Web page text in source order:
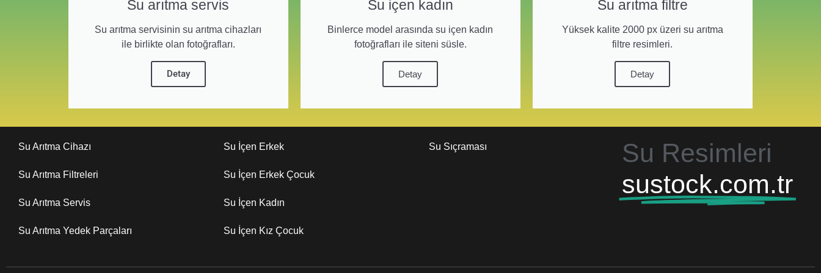
Su arıtma servis
Su arıtma servisinin su arıtma cihazları
ile birlikte olan fotoğrafları.
Detay
Su içen kadın
Binlerce model arasında su içen kadın
fotoğrafları ile siteni süsle.
Detay
Su arıtma filtre
Yüksek kalite 2000 px üzeri su arıtma
filtre resimleri.
Detay
Su Arıtma Cihazı
Su Arıtma Filtreleri
Su Arıtma Servis
Su Arıtma Yedek Parçaları
Su İçen Erkek
Su İçen Erkek Çocuk
Su İçen Kadın
Su İçen Kız Çocuk
Su Sıçraması
Su Resimleri
sustock.com.tr